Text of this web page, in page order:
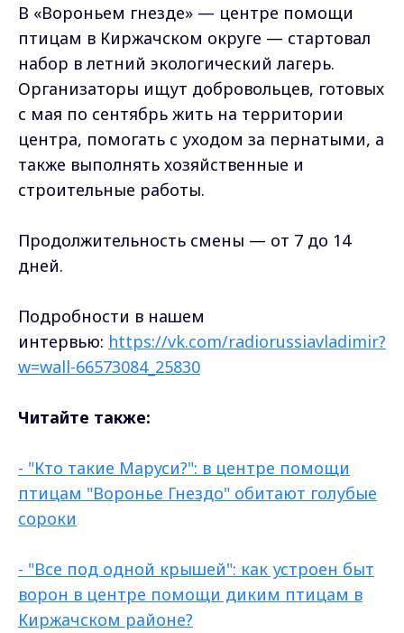
В «Вороньем гнезде» — центре помощи
птицам в Киржачском округе — стартовал
набор в летний экологический лагерь.
Организаторы ищут добровольцев, готовых
с мая по сентябрь жить на территории
центра, помогать с уходом за пернатыми, а
также выполнять хозяйственные и
строительные работы.
Продолжительность смены — от 7 до 14
дней.
Подробности в нашем
интервью: https://vk.com/radiorussiavladimir?
w=wall-66573084_25830
Читайте также:
- "Кто такие Маруси?": в центре помощи
птицам "Воронье Гнездо" обитают голубые
сороки
- "Все под одной крышей": как устроен быт
ворон в центре помощи диким птицам в
Киржачском районе?